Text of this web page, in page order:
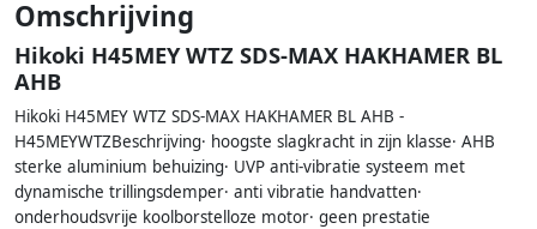
Omschrijving
Hikoki H45MEY WTZ SDS-MAX HAKHAMER BL
AHB
Hikoki H45MEY WTZ SDS-MAX HAKHAMER BL AHB -
H45MEYWTZBeschrijving· hoogste slagkracht in zijn klasse· AHB
sterke aluminium behuizing· UVP anti-vibratie systeem met
dynamische trillingsdemper· anti vibratie handvatten·
onderhoudsvrije koolborstelloze motor· geen prestatie